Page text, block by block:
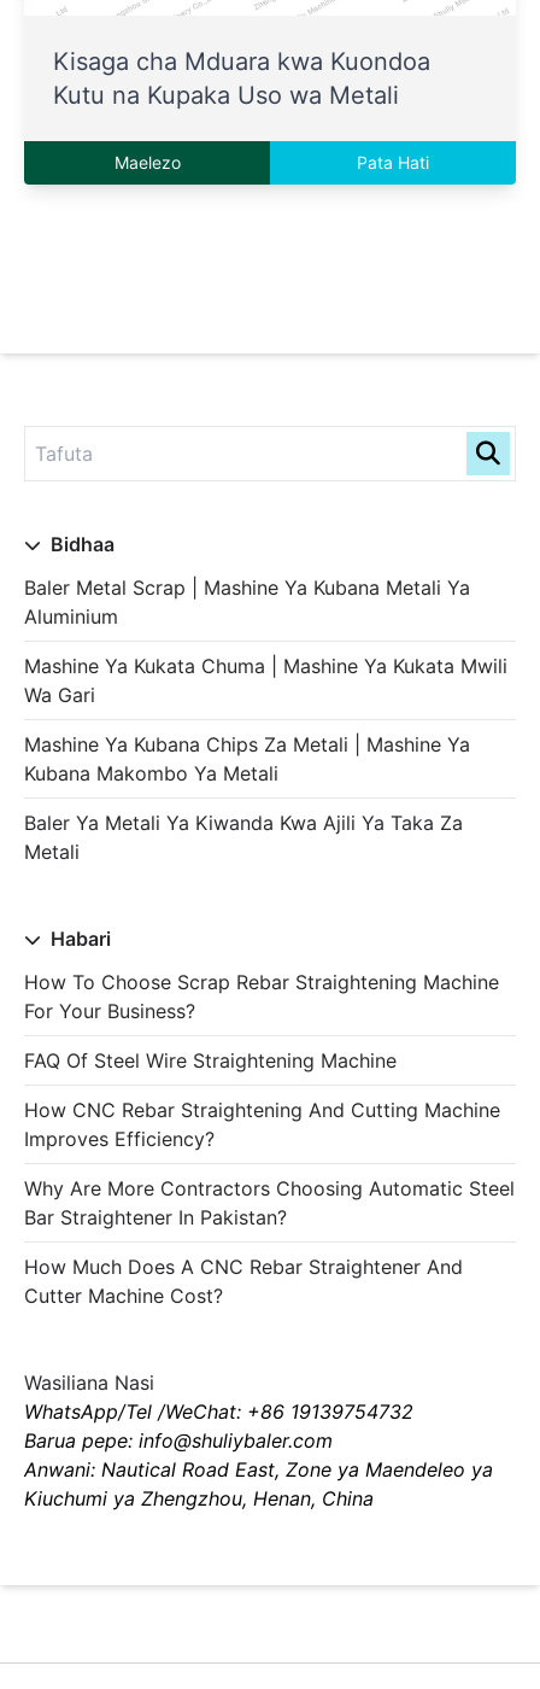
Bidhaa
Baler Metal Scrap | Mashine Ya Kubana Metali Ya
Aluminium
Mashine Ya Kukata Chuma | Mashine Ya Kukata Mwili
Wa Gari
Mashine Ya Kubana Chips Za Metali | Mashine Ya
Kubana Makombo Ya Metali
Baler Ya Metali Ya Kiwanda Kwa Ajili Ya Taka Za
Metali
Habari
How To Choose Scrap Rebar Straightening Machine
For Your Business?
FAQ Of Steel Wire Straightening Machine
How CNC Rebar Straightening And Cutting Machine
Improves Efficiency?
Why Are More Contractors Choosing Automatic Steel
Bar Straightener In Pakistan?
How Much Does A CNC Rebar Straightener And
Cutter Machine Cost?
Wasiliana Nasi
WhatsApp/Tel /WeChat: +86 19139754732
Barua pepe: info@shuliybaler.com
Anwani: Nautical Road East, Zone ya Maendeleo ya
Kiuchumi ya Zhengzhou, Henan, China
Kisaga cha Mduara kwa Kuondoa
Kutu na Kupaka Uso wa Metali
Maelezo Pata Hati